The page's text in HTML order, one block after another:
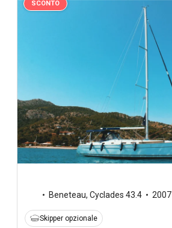
SCONTO
Beneteau, Cyclades 43.4 2007
Skipper opzionale